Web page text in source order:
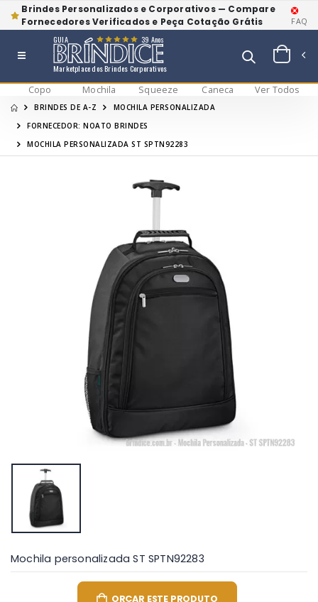
Brindes Personalizados e Corporativos — Compare
Fornecedores Verificados e Peça Cotação Grátis
FAQ
Marketplace dos Brindes Corporativos
GUIA 39 Anos
Copo Mochila Squeeze Caneca Ver Todos
BRINDES DE A-Z
MOCHILA PERSONALIZADA
FORNECEDOR: NOATO BRINDES
MOCHILA PERSONALIZADA ST SPTN92283
Mochila personalizada ST SPTN92283
ORÇAR ESTE PRODUTO